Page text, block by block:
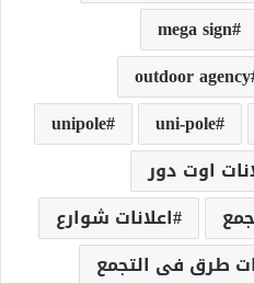
mega sign
outdoor agency
uni-pole
unipole
اوت دور
اعلانات شوارع
طرق فى التجمع